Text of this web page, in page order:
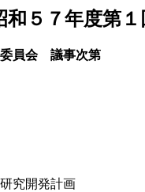
和５７年度第
委員会 議事次第
究開発計画